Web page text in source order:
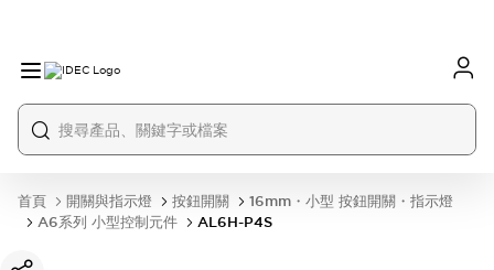
首頁 開關與指示燈 按鈕開關
16mm・小型 按鈕開關・指示燈
A6系列 小型控制元件
AL6H-P4S